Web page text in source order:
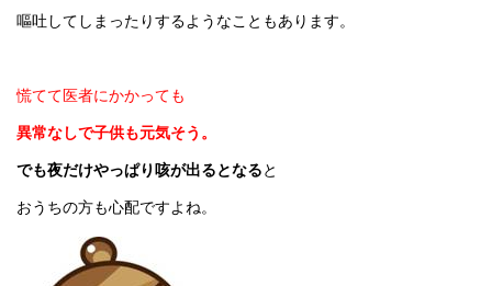
嘔吐してしまったりするようなこともあります。
慌てて医者にかかっても
異常なしで子供も元気そう。
でも夜だけやっぱり咳が出るとなると
おうちの方も心配ですよね。